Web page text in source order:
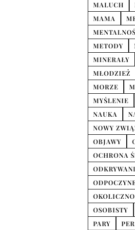
MALUCH
MAMA
METODY
MINERAŁY
MŁODZIEŻ
MORZE
MYŚLENIE
NAUKA
NOWY
OBJAWY
OCHRONA
OSOBISTY
PARY